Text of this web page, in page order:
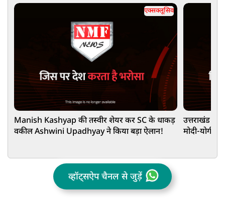
एक्सक्लूसिव
Manish Kashyap की तस्वीर शेयर कर SC के धाकड़
वकील Ashwini Upadhyay ने किया बड़ा ऐलान!
उत्तराखंड के
मोदी-योगी
व्हॉट्सऐप चैनल से जुड़ें